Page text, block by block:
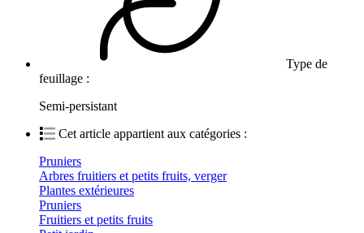
Type de
feuillage :
Semi-persistant
Cet article appartient aux catégories :
Pruniers
Arbres fruitiers et petits fruits, verger
Plantes extérieures
Pruniers
Fruitiers et petits fruits